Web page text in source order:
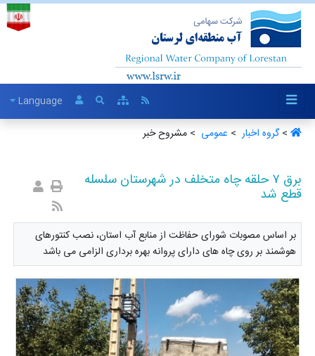
Language
>گروه اخبار ‏ > عمومی ‏ > مشروح خبر
برق ۷ حلقه چاه متخلف در شهرستان سلسله
قطع شد
بر اساس مصوبات شورای حفاظت از منابع آب استان، نصب کنتورهای
هوشمند بر روی چاه های دارای پروانه بهره برداری الزامی می باشد